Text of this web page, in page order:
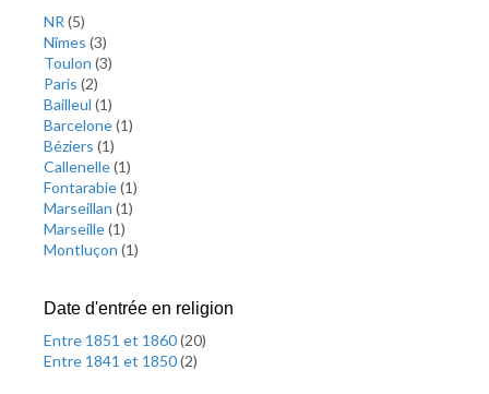
NR (5)
Nîmes (3)
Toulon (3)
Paris (2)
Bailleul (1)
Barcelone(1)
Béziers (1)
Callenelle(1)
Fontarabie(1)
Marseillan (1)
Marseille(1)
Montluçon (1)
Date d'entrée en religion
Entre 1851 et 1860(20)
Entre 1841 et 1850(2)